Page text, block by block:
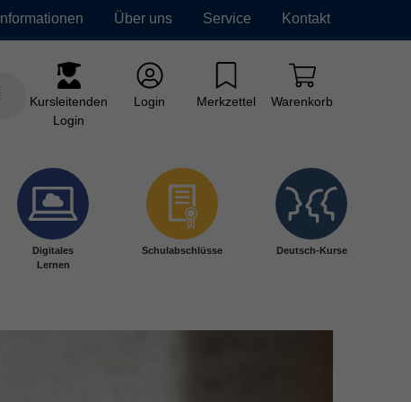
Informationen Über uns Service Kontakt
Kursleitenden
Login
Login Merkzettel Warenkorb
Digitales
Lernen
Schulabschlüsse Deutsch-Kurse